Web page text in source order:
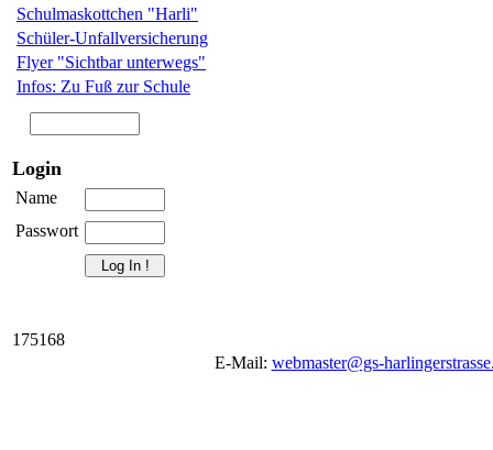
Schulmaskottchen "Harli"
Schüler-Unfallversicherung
Flyer "Sichtbar unterwegs"
Infos: Zu Fuß zur Schule
Login
Name
Passwort
1 75168
E-Mail: webmaster@gs-